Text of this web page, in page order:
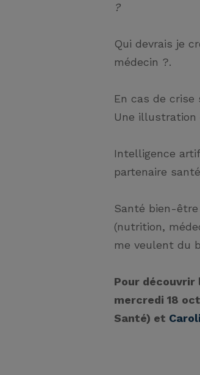
?
Qui devrais je
médecin ?.
En cas de crise
Une illustration
Intelligence
partenaire
Santé bien-être
(nutrition,
me veulent du
Pour
mercredi 18
Santé) et